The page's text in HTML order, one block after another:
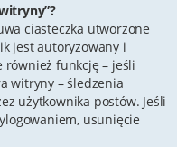
ciasteczka utworzone
jest autoryzowany i
również funkcję – jeśli
witryny – śledzenia
użytkownika postów. Jeśli
usunięcie